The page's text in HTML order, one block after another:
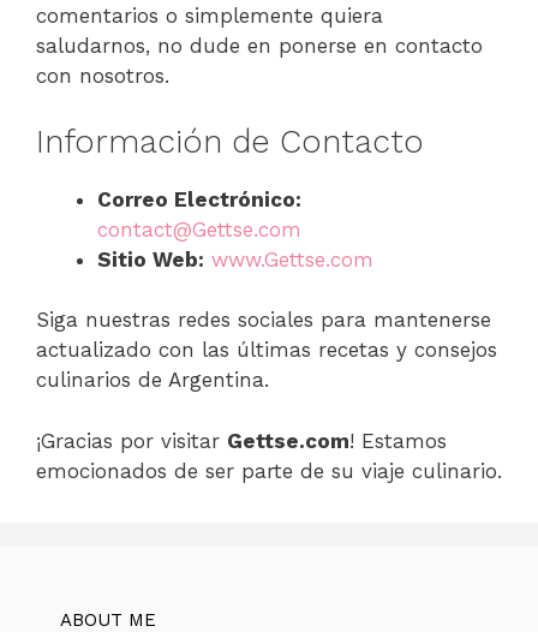
comentarios o simplemente quiera
saludarnos, no dude en ponerse en contacto
con nosotros.
Información de Contacto
Correo Electrónico:
contact@Gettse.com
Sitio Web: www.Gettse.com
Siga nuestras redes sociales para mantenerse
actualizado con las últimas recetas y consejos
culinarios de Argentina.
¡Gracias por visitar Gettse.com! Estamos
emocionados de ser parte de su viaje culinario.
ABOUT ME